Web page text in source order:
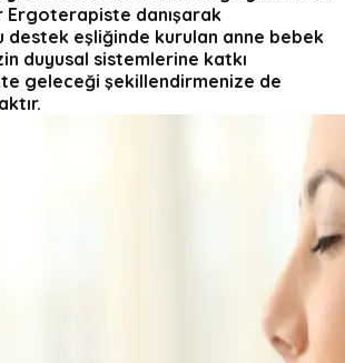
danışarak
destek eşliğinde kurulan anne bebek
duyusal sistemlerine katkı
geleceği şekillendirmenize de